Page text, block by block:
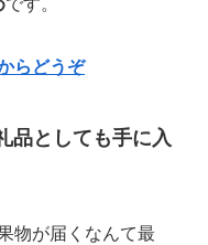
らどうぞ
品としても手に入
物が届くなんて最